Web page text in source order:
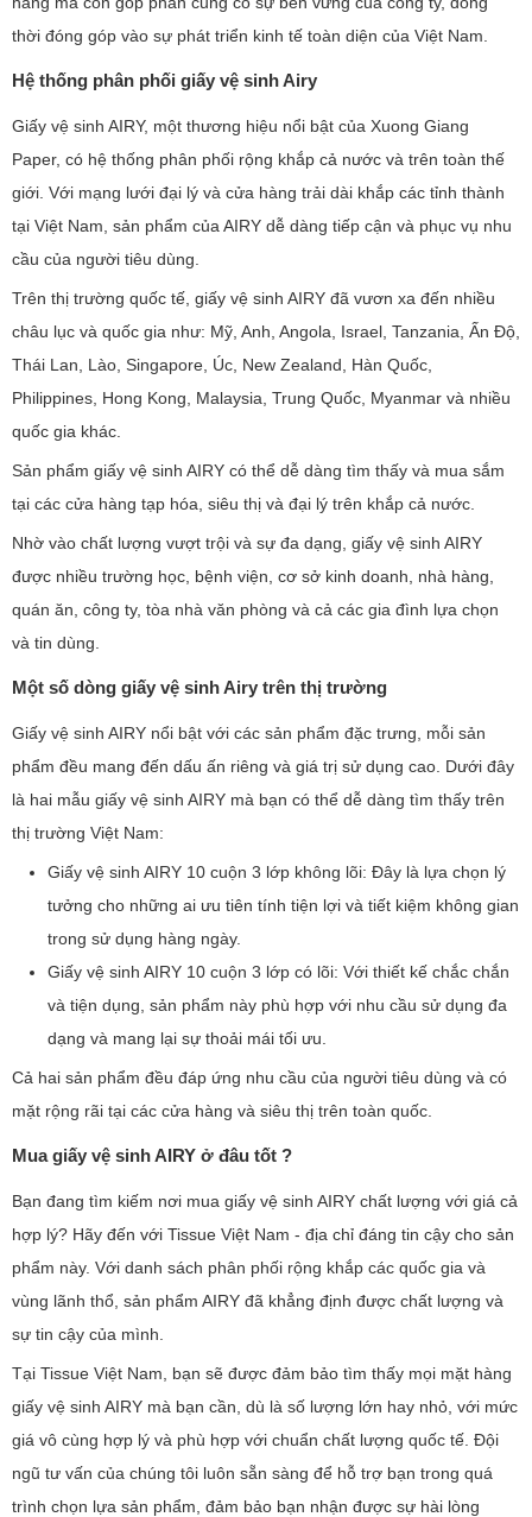
thời đóng góp vào sự phát triển kinh tế toàn diện của Việt Nam.
Hệ thống phân phối giấy vệ sinh Airy
Giấy vệ sinh AIRY, một thương hiệu nổi bật của Xuong Giang
Paper, có hệ thống phân phối rộng khắp cả nước và trên toàn thế
giới. Với mạng lưới đại lý và cửa hàng trải dài khắp các tỉnh thành
tại Việt Nam, sản phẩm của AIRY dễ dàng tiếp cận và phục vụ nhu
cầu của người tiêu dùng.
Trên thị trường quốc tế, giấy vệ sinh AIRY đã vươn xa đến nhiều
châu lục và quốc gia như: Mỹ, Anh, Angola, Israel, Tanzania, Ấn Độ,
Thái Lan, Lào, Singapore, Úc, New Zealand, Hàn Quốc,
Philippines, Hong Kong, Malaysia, Trung Quốc, Myanmar và nhiều
quốc gia khác.
Sản phẩm giấy vệ sinh AIRY có thể dễ dàng tìm thấy và mua sắm
tại các cửa hàng tạp hóa, siêu thị và đại lý trên khắp cả nước.
Nhờ vào chất lượng vượt trội và sự đa dạng, giấy vệ sinh AIRY
được nhiều trường học, bệnh viện, cơ sở kinh doanh, nhà hàng,
quán ăn, công ty, tòa nhà văn phòng và cả các gia đình lựa chọn
và tin dùng.
Một số dòng giấy vệ sinh Airy trên thị trường
Giấy vệ sinh AIRY nổi bật với các sản phẩm đặc trưng, mỗi sản
phẩm đều mang đến dấu ấn riêng và giá trị sử dụng cao. Dưới đây
là hai mẫu giấy vệ sinh AIRY mà bạn có thể dễ dàng tìm thấy trên
thị trường Việt Nam:
Giấy vệ sinh AIRY 10 cuộn 3 lớp không lõi: Đây là lựa chọn lý
tưởng cho những ai ưu tiên tính tiện lợi và tiết kiệm không gian
trong sử dụng hàng ngày.
Giấy vệ sinh AIRY 10 cuộn 3 lớp có lõi: Với thiết kế chắc chắn
và tiện dụng, sản phẩm này phù hợp với nhu cầu sử dụng đa
dạng và mang lại sự thoải mái tối ưu.
Cả hai sản phẩm đều đáp ứng nhu cầu của người tiêu dùng và có
mặt rộng rãi tại các cửa hàng và siêu thị trên toàn quốc.
Mua giấy vệ sinh AIRY ở đâu tốt ?
Bạn đang tìm kiếm nơi mua giấy vệ sinh AIRY chất lượng với giá cả
hợp lý? Hãy đến với Tissue Việt Nam - địa chỉ đáng tin cậy cho sản
phẩm này. Với danh sách phân phối rộng khắp các quốc gia và
vùng lãnh thổ, sản phẩm AIRY đã khẳng định được chất lượng và
sự tin cậy của mình.
Tại Tissue Việt Nam, bạn sẽ được đảm bảo tìm thấy mọi mặt hàng
giấy vệ sinh AIRY mà bạn cần, dù là số lượng lớn hay nhỏ, với mức
giá vô cùng hợp lý và phù hợp với chuẩn chất lượng quốc tế. Đội
ngũ tư vấn của chúng tôi luôn sẵn sàng để hỗ trợ bạn trong quá
trình chọn lựa sản phẩm, đảm bảo bạn nhận được sự hài lòng